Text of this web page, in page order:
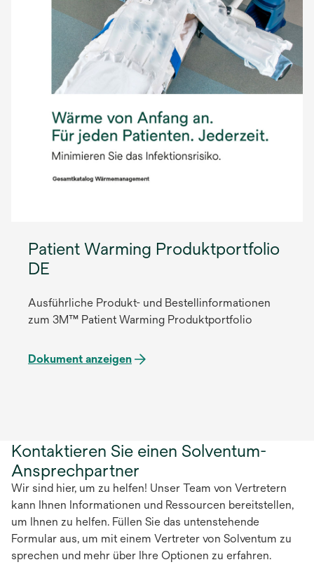
Patient Warming Produktportfolio
DE
Ausführliche Produkt- und Bestellinformationen
zum 3M™ Patient Warming Produktportfolio
Dokument anzeigen
Kontaktieren Sie einen Solventum-
Ansprechpartner
Wir sind hier, um zu helfen! Unser Team von Vertretern
kann Ihnen Informationen und Ressourcen bereitstellen,
um Ihnen zu helfen. Füllen Sie das untenstehende
Formular aus, um mit einem Vertreter von Solventum zu
sprechen und mehr über Ihre Optionen zu erfahren.